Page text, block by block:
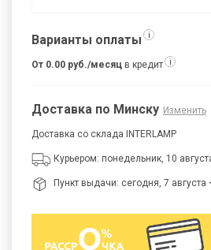
Варианты оплаты i
От 0.00 руб./месяц в кредит i
Доставка по Минску Изменить
Доставка со склада INTERLAMP
Курьером: понедельник, 10
Пункт выдачи: сегодня, 7 августа